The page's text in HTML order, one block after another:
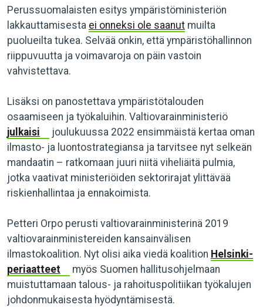
Perussuomalaisten esitys ympäristöministeriön
lakkauttamisesta ei onneksi ole saanut muilta
puolueilta tukea. Selvää onkin, että ympäristöhallinnon
riippuvuutta ja voimavaroja on päin vastoin
vahvistettava.
Lisäksi on panostettava ympäristötalouden
osaamiseen ja työkaluihin. Valtiovarainministeriö
julkaisi
joulukuussa 2022 ensimmäistä kertaa oman
ilmasto- ja luontostrategiansa ja tarvitsee nyt selkeän
mandaatin – ratkomaan juuri niitä viheliäitä pulmia,
jotka vaativat ministeriöiden sektorirajat ylittävää
riskienhallintaa ja ennakoimista.
Petteri Orpo perusti valtiovarainministerinä 2019
valtiovarainministereiden kansainvälisen
ilmastokoalition. Nyt olisi aika viedä koalition Helsinki-
periaatteet
myös Suomen hallitusohjelmaan
muistuttamaan talous- ja rahoituspolitiikan työkalujen
johdonmukaisesta hyödyntämisestä.